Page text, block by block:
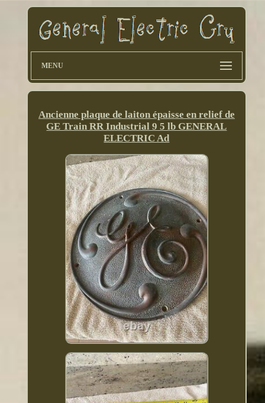
MENU
Ancienne plaque de laiton épaisse en relief de
GE Train RR Industrial 9 5 lb GENERAL
ELECTRIC Ad